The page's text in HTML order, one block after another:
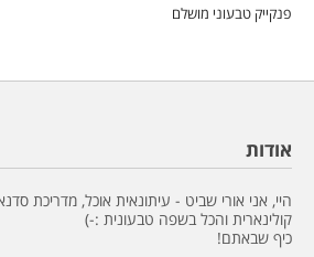
פנקייק טבעוני מושלם
אודות
היי, אני אורי שביט - עיתונאית אוכל, מדריכת
קולינארית והכל בשפה טבעונית :-)
כיף שבאתם!